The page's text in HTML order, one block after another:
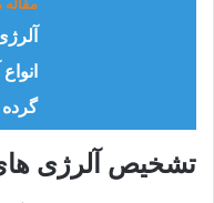
مقاله
تشخیص آلرژی